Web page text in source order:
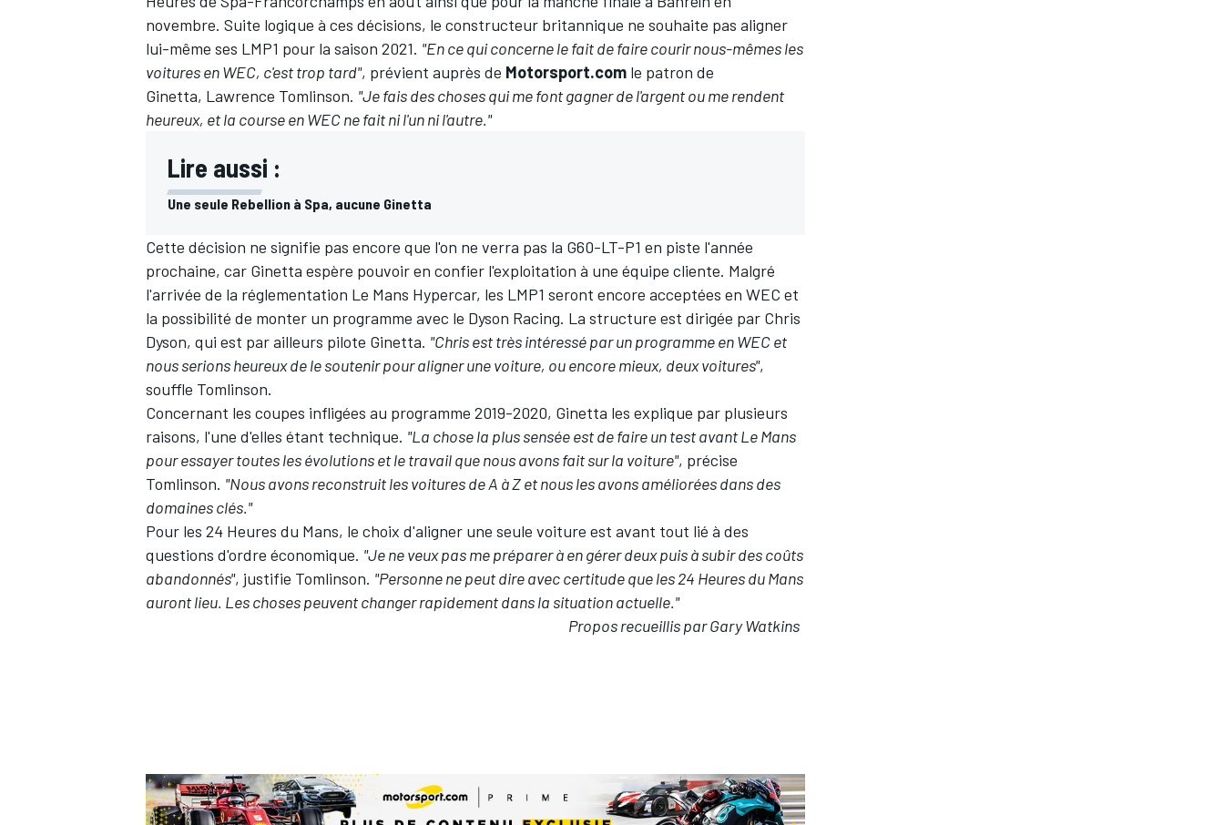
WEC
novembre. Suite logique à ces décisions, le constructeur britannique ne souhaite pas aligner
lui-même ses LMP1 pour la saison 2021. "En ce qui concerne le fait de faire courir nous-mêmes les
voitures en WEC, c'est trop tard", prévient auprès de Motorsport.com le patron de
Ginetta, Lawrence Tomlinson. "Je fais des choses qui me font gagner de l'argent ou me rendent
heureux, et la course en WEC ne fait ni l'un ni l'autre."
Lire aussi :
Une seule Rebellion à Spa, aucune Ginetta
Cette décision ne signifie pas encore que l'on ne verra pas la G60-LT-P1 en piste l'année
prochaine, car Ginetta espère pouvoir en confier l'exploitation à une équipe cliente. Malgré
l'arrivée de la réglementation Le Mans Hypercar, les LMP1 seront encore acceptées en WEC et
la possibilité de monter un programme avec le Dyson Racing. La structure est dirigée par Chris
Dyson, qui est par ailleurs pilote Ginetta. "Chris est très intéressé par un programme en WEC et
nous serions heureux de le soutenir pour aligner une voiture, ou encore mieux, deux voitures",
souffle Tomlinson.
Concernant les coupes infligées au programme 2019-2020, Ginetta les explique par plusieurs
raisons, l'une d'elles étant technique. "La chose la plus sensée est de faire un test avant Le Mans
pour essayer toutes les évolutions et le travail que nous avons fait sur la voiture", précise
Tomlinson. "Nous avons reconstruit les voitures de A à Z et nous les avons améliorées dans des
domaines clés."
Pour les 24 Heures du Mans, le choix d'aligner une seule voiture est avant tout lié à des
questions d'ordre économique. "Je ne veux pas me préparer à en gérer deux puis à subir des coûts
abandonnés", justifie Tomlinson. "Personne ne peut dire avec certitude que les 24 Heures du Mans
auront lieu. Les choses peuvent changer rapidement dans la situation actuelle."
Propos recueillis par Gary Watkins